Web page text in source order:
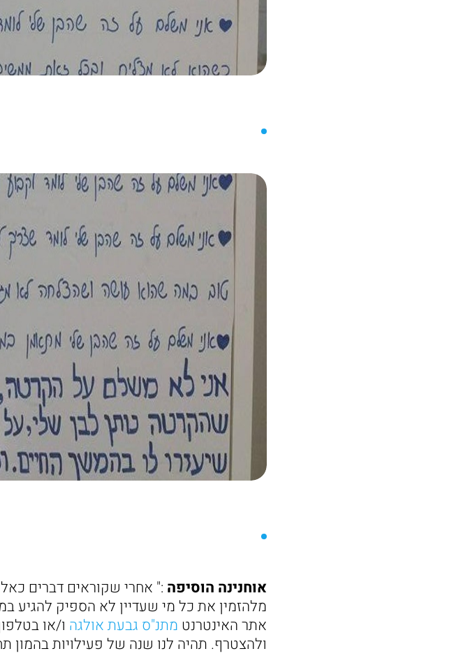
אוחנינה הוסיפה :" אחרי שקוראים דברים
מלהזמין את כל מי שעדיין לא הספיק להגיע
אתר האינטרנט מתנ"ס גבעת אולגה
ולהצטרף. תהיה לנו שנה של פעילויות